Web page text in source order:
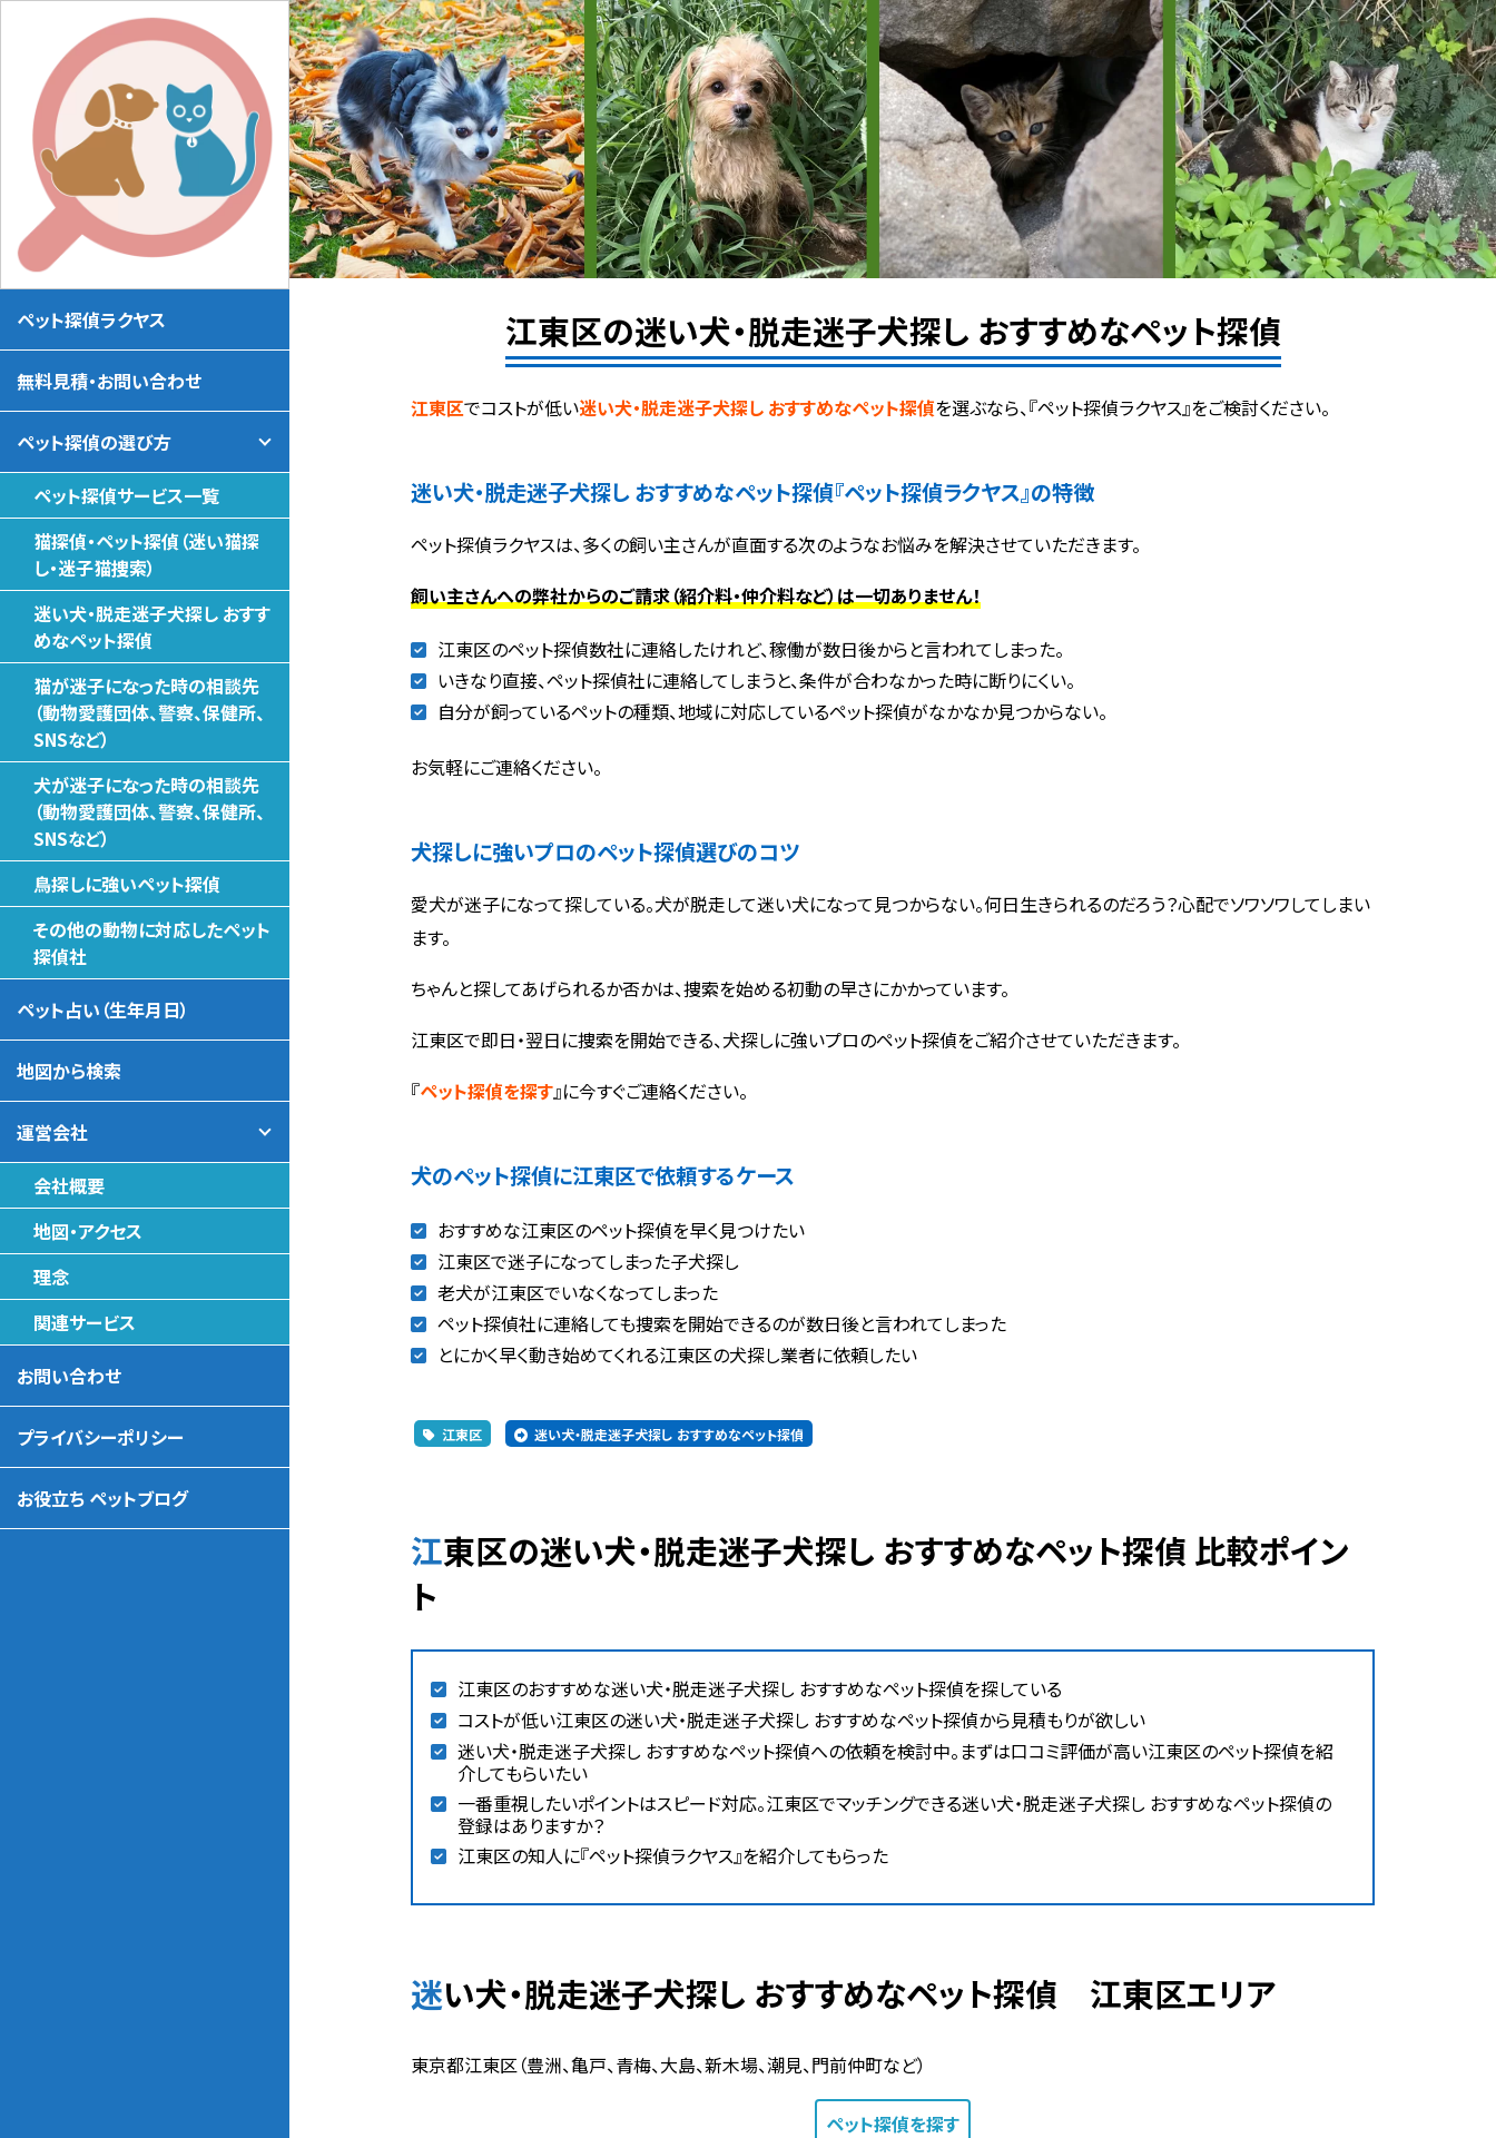
江東区の迷い犬・脱走迷子犬探し おすすめなペット探偵
江東区でコストが低い迷い犬・脱走迷子犬探し おすすめなペット探偵を選ぶなら、『ペット探偵ラクヤス』をご検討ください。
迷い犬・脱走迷子犬探し おすすめなペット探偵『ペット探偵ラクヤス』の特徴
ペット探偵ラクヤスは、多くの飼い主さんが直面する次のようなお悩みを解決させていただきます。
飼い主さんへの弊社からのご請求（紹介料・仲介料など）は一切ありません！
江東区のペット探偵数社に連絡したけれど、稼働が数日後からと言われてしまった。
いきなり直接、ペット探偵社に連絡してしまうと、条件が合わなかった時に断りにくい。
自分が飼っているペットの種類、地域に対応しているペット探偵がなかなか見つからない。
お気軽にご連絡ください。
犬探しに強いプロのペット探偵選びのコツ
愛犬が迷子になって探している。犬が脱走して迷い犬になって見つからない。何日生きられるのだろう？心配でソワソワしてしまい
ます。
ちゃんと探してあげられるか否かは、捜索を始める初動の早さにかかっています。
江東区で即日・翌日に捜索を開始できる、犬探しに強いプロのペット探偵をご紹介させていただきます。
『ペット探偵を探す』に今すぐご連絡ください。
犬のペット探偵に江東区で依頼するケース
おすすめな江東区のペット探偵を早く見つけたい
江東区で迷子になってしまった子犬探し
老犬が江東区でいなくなってしまった
ペット探偵社に連絡しても捜索を開始できるのが数日後と言われてしまった
とにかく早く動き始めてくれる江東区の犬探し業者に依頼したい
江東区 迷い犬・脱走迷子犬探し おすすめなペット探偵
江東区の迷い犬・脱走迷子犬探し おすすめなペット探偵 比較ポイン
ト
江東区のおすすめな迷い犬・脱走迷子犬探し おすすめなペット探偵を探している
コストが低い江東区の迷い犬・脱走迷子犬探し おすすめなペット探偵から見積もりが欲しい
迷い犬・脱走迷子犬探し おすすめなペット探偵への依頼を検討中。まずは口コミ評価が高い江東区のペット探偵を紹
介してもらいたい
一番重視したいポイントはスピード対応。江東区でマッチングできる迷い犬・脱走迷子犬探し おすすめなペット探偵の
登録はありますか？
江東区の知人に『ペット探偵ラクヤス』を紹介してもらった
迷い犬・脱走迷子犬探し おすすめなペット探偵 江東区エリア
東京都江東区（豊洲、亀戸、青梅、大島、新木場、潮見、門前仲町など）
ペット探偵を探す
ペット探偵ラクヤス
無料見積・お問い合わせ
ペット探偵の選び方
ペット探偵サービス一覧
猫探偵・ペット探偵（迷い猫探
し・迷子猫捜索）
迷い犬・脱走迷子犬探し おすす
めなペット探偵
猫が迷子になった時の相談先
（動物愛護団体、警察、保健所、
SNSなど）
犬が迷子になった時の相談先
（動物愛護団体、警察、保健所、
SNSなど）
鳥探しに強いペット探偵
その他の動物に対応したペット
探偵社
ペット占い（生年月日）
地図から検索
運営会社
会社概要
地図・アクセス
理念
関連サービス
お問い合わせ
プライバシーポリシー
お役立ち ペットブログ